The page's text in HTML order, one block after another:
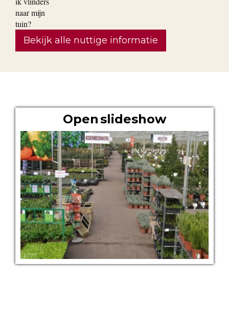
Bekijk alle nuttige informatie
Open slideshow